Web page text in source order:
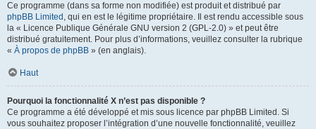
Ce programme (dans sa forme non modifiée) est produit et distribué par
phpBB Limited , qui en est le légitime propriétaire. Il est rendu accessible sous
la « Licence Publique Générale GNU version 2 (GPL-2.0) » et peut être
distribué gratuitement. Pour plus d’informations, veuillez consulter la rubrique
« À propos de phpBB » (en anglais).
Haut
Pourquoi la fonctionnalité X n’est pas disponible ?
Ce programme a été développé et mis sous licence par phpBB Limited. Si
vous souhaitez proposer l’intégration d’une nouvelle fonctionnalité, veuillez